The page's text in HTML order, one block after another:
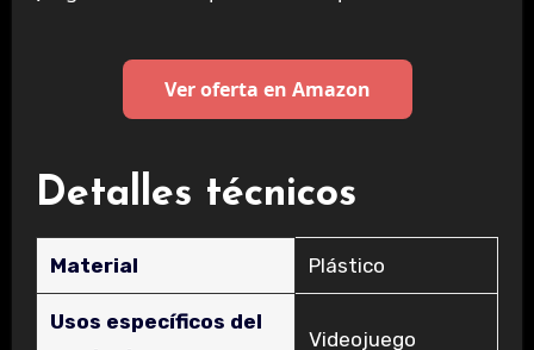
Ver oferta en Amazon
Detalles técnicos
Material ‎Plástico
Usos específicos del
‎Videojuego